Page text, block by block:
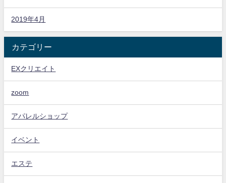
2019年4月
カテゴリー
EXクリエイト
zoom
アパレルショップ
イベント
エステ